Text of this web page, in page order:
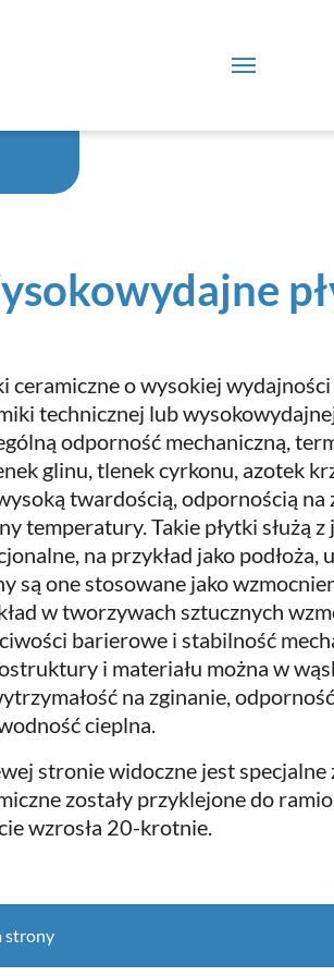
ceramiczne o wysokiej
technicznej lub
odporność mechaniczną,
glinu, tlenek cyrkonu, azotek
twardością, odpornością na
temperatury. Takie płytki służą
na przykład jako
są one stosowane jako
w tworzywach sztucznych
barierowe i stabilność
i materiału można w
na zginanie,
cieplna.
stronie widoczne jest
zostały przyklejone do
wzrosła 20-krotnie.
strony